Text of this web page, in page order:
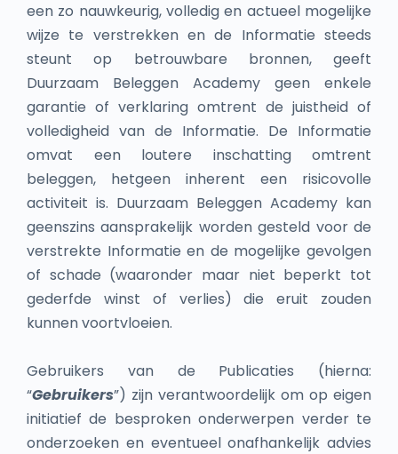
een zo nauwkeurig, volledig en actueel mogelijke
wijze te verstrekken en de Informatie steeds
steunt op betrouwbare bronnen, geeft
Duurzaam Beleggen Academy geen enkele
garantie of verklaring omtrent de juistheid of
volledigheid van de Informatie. De Informatie
omvat een loutere inschatting omtrent
beleggen, hetgeen inherent een risicovolle
activiteit is. Duurzaam Beleggen Academy kan
geenszins aansprakelijk worden gesteld voor de
verstrekte Informatie en de mogelijke gevolgen
of schade (waaronder maar niet beperkt tot
gederfde winst of verlies) die eruit zouden
kunnen voortvloeien.
Gebruikers van de Publicaties (hierna:
“Gebruikers”) zijn verantwoordelijk om op eigen
initiatief de besproken onderwerpen verder te
onderzoeken en eventueel onafhankelijk advies